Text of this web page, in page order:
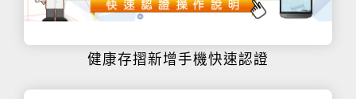
健康存摺新增手機快速認證